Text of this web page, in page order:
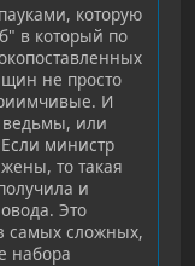
которую
в который по
не просто
И
или
министр
то такая
и
Это
самых сложных,
набора